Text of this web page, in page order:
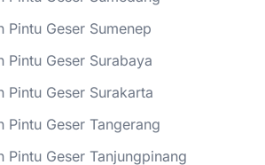
Pintu Geser Sumenep
Pintu Geser Surabaya
Pintu Geser Surakarta
Pintu Geser Tangerang
Pintu Geser Tanjungpinang